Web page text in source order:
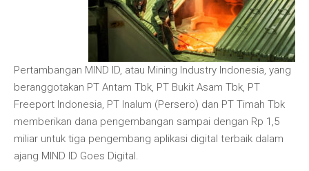
Pertambangan MIND ID, atau Mining Industry Indonesia, yang
beranggotakan PT Antam Tbk, PT Bukit Asam Tbk, PT
Freeport Indonesia, PT Inalum (Persero) dan PT Timah Tbk
memberikan dana pengembangan sampai dengan Rp 1,5
miliar untuk tiga pengembang aplikasi digital terbaik dalam
ajang MIND ID Goes Digital.